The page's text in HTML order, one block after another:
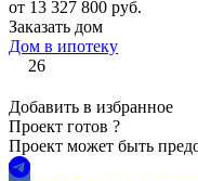
от 13 327 800 руб.
Заказать дом
Дом в ипотеку
26
Добавить в избранное
Проект готов ?
Проект может быть